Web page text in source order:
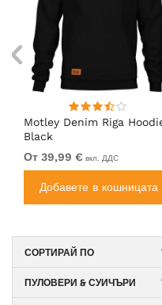
Motley Denim Riga
Black
От 39,99 € вкл. ДДС
Добавете в кошницата
СОРТИРАЙ ПО
ПУЛОВЕРИ & СУИЧЪРИ